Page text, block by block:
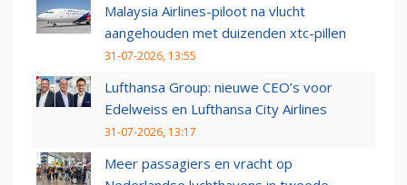
Malaysia Airlines-piloot na vlucht
aangehouden met duizenden xtc-pillen
31-07-2026, 13:55
Lufthansa Group: nieuwe CEO’s voor
Edelweiss en Lufthansa City Airlines
31-07-2026, 13:17
Meer passagiers en vracht op